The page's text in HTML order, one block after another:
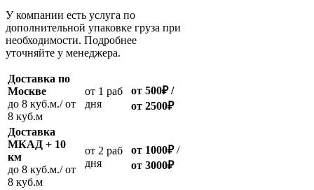
У компании есть услуга по
дополнительной упаковке груза при
необходимости. Подробнее
уточняйте у менеджера.
Доставка по
Москве
до 8 куб.м./ от
8 куб.м
oт 1 раб
дня
от 500₽/
от 2500₽
Доставка
МКАД + 10
км
до 8 куб.м./ от
8 куб.м
oт 2 раб
дня
от 1000₽/
от 3000₽